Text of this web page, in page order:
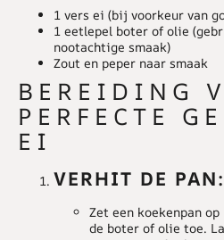
1 vers ei (bij voorkeur van
1 eetlepel boter of olie
nootachtige smaak)
Zout en peper naar smaak
BEREIDING
PERFECTE
EI
VERHIT DE PAN:
Zet een koekenpan
de boter of olie toe.